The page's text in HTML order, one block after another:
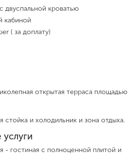
двуспальной кроватью
кабиной
( за доплату)
открытая терраса площадью
стойка и холодильник и зона отдыха.
- гостиная с полноценной плитой и